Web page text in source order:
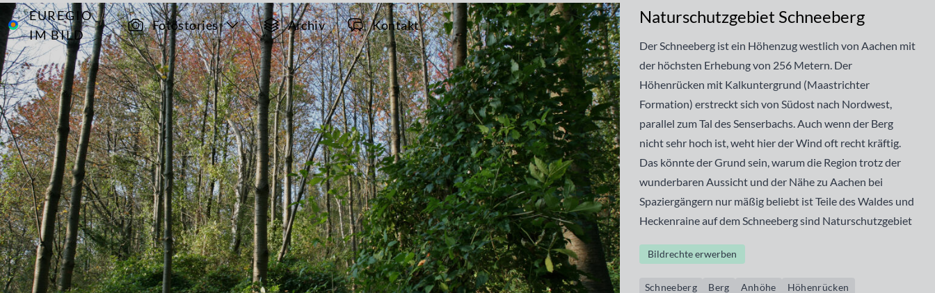
EUREGIO
IM BILD
Fotostories Archiv Kontakt
Archiv 2291 Naturschutzgebiet Schneeberg
Der Schneeberg ist ein Höhenzug westlich von Aachen mit
der höchsten Erhebung von 256 Metern. Der
Höhenrücken mit Kalkuntergrund (Maastrichter
Formation) erstreckt sich von Südost nach Nordwest,
parallel zum Tal des Senserbachs. Auch wenn der Berg
nicht sehr hoch ist, weht hier der Wind oft recht kräftig.
Das könnte der Grund sein, warum die Region trotz der
wunderbaren Aussicht und der Nähe zu Aachen bei
Spaziergängern nur mäßig beliebt ist Teile des Waldes und
Heckenraine auf dem Schneeberg sind Naturschutzgebiet
Bildrechte erwerben
Schneeberg Berg Anhöhe
Höhenrücken